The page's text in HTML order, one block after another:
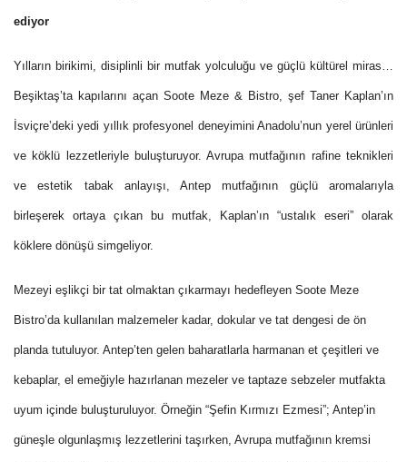
ediyor
Yılların birikimi, disiplinli bir mutfak yolculuğu ve güçlü kültürel miras…
Beşiktaş’ta kapılarını açan Soote Meze & Bistro, şef Taner Kaplan’ın
İsviçre’deki yedi yıllık profesyonel deneyimini Anadolu’nun yerel ürünleri
ve köklü lezzetleriyle buluşturuyor. Avrupa mutfağının rafine teknikleri
ve estetik tabak anlayışı, Antep mutfağının güçlü aromalarıyla
birleşerek ortaya çıkan bu mutfak, Kaplan’ın “ustalık eseri” olarak
köklere dönüşü simgeliyor.
Mezeyi eşlikçi bir tat olmaktan çıkarmayı hedefleyen Soote Meze
Bistro’da kullanılan malzemeler kadar, dokular ve tat dengesi de ön
planda tutuluyor. Antep’ten gelen baharatlarla harmanan et çeşitleri ve
kebaplar, el emeğiyle hazırlanan mezeler ve taptaze sebzeler mutfakta
uyum içinde buluşturuluyor. Örneğin “Şefin Kırmızı Ezmesi”; Antep’in
güneşle olgunlaşmış lezzetlerini taşırken, Avrupa mutfağının kremsi